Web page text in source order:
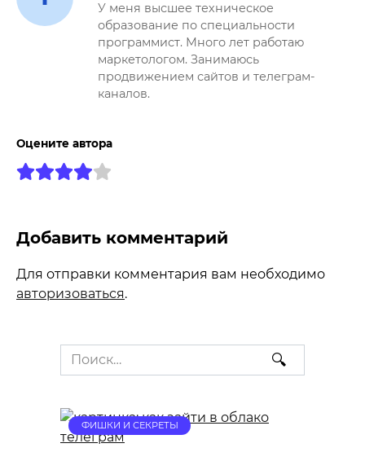
У меня высшее техническое
образование по специальности
программист. Много лет работаю
маркетологом. Занимаюсь
продвижением сайтов и телеграм-
каналов.
Оцените автора
Добавить комментарий
Для отправки комментария вам необходимо
авторизоваться.
Search
for:
ФИШКИ И СЕКРЕТЫ